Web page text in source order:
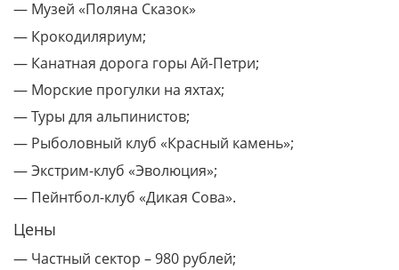
— Музей «Поляна Сказок»
— Крокодиляриум;
— Канатная дорога горы Ай-Петри;
— Морские прогулки на яхтах;
— Туры для альпинистов;
— Рыболовный клуб «Красный камень»;
— Экстрим-клуб «Эволюция»;
— Пейнтбол-клуб «Дикая Сова».
Цены
— Частный сектор – 980 рублей;